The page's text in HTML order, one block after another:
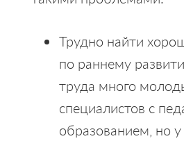
Трудно найти
по раннему
труда много
специалистов с
образованием, но